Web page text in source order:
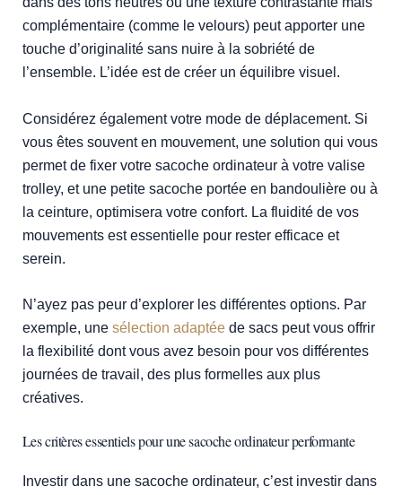
complémentaire (comme le velours) peut apporter une
touche d’originalité sans nuire à la sobriété de
l’ensemble. L’idée est de créer un équilibre visuel.
Considérez également votre mode de déplacement. Si
vous êtes souvent en mouvement, une solution qui vous
permet de fixer votre sacoche ordinateur à votre valise
trolley, et une petite sacoche portée en bandoulière ou à
la ceinture, optimisera votre confort. La fluidité de vos
mouvements est essentielle pour rester efficace et
serein.
N’ayez pas peur d’explorer les différentes options. Par
exemple, une sélection adaptéede sacs peut vous offrir
la flexibilité dont vous avez besoin pour vos différentes
journées de travail, des plus formelles aux plus
créatives.
Les critères essentiels pour une sacoche ordinateur performante
Investir dans une sacoche ordinateur, c’est investir dans